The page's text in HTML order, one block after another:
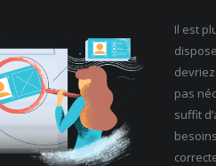
Il est
pas
suffit